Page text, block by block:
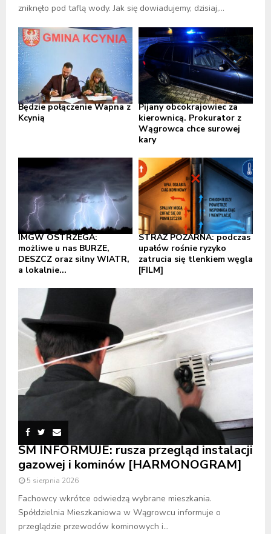
zniknęło pod taflą wody. Jak się dowiadujemy, dzisiaj,...
Będzie połączenie Wapna z
Kcynią
Pijany obcokrajowiec za
kierownicą. Prokurator z
Wągrowca chce surowej
kary
IMGW OSTRZEGA:
możliwe u nas BURZE,
DESZCZ oraz silny WIATR,
a lokalnie...
STRAŻ POŻARNA: podczas
upałów rośnie ryzyko
zatrucia się tlenkiem węgla
[FILM]
SM INFORMUJE: rusza przegląd instalacji
gazowej i kominów [HARMONOGRAM]
5 sierpnia 2026
Fachowcy wkrótce odwiedzą wybrane mieszkania.
Spółdzielnia Mieszkaniowa w Wągrowcu informuje o
przeglądzie przewodów kominowych i...